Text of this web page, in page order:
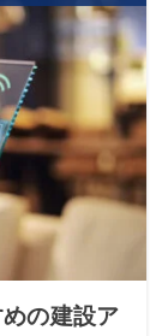
の建設ア